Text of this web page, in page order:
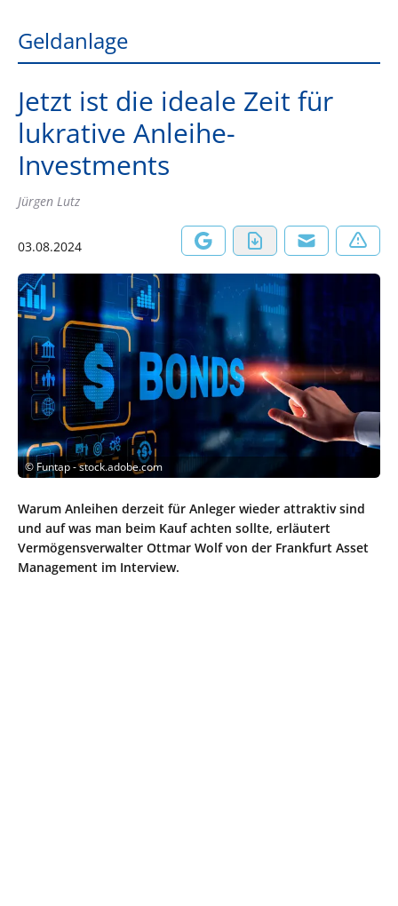
Geldanlage
Jetzt ist die ideale Zeit für
lukrative Anleihe-
Investments
Jürgen Lutz
03.08.2024
© Funtap - stock.adobe.com
Warum Anleihen derzeit für Anleger wieder attraktiv sind
und auf was man beim Kauf achten sollte, erläutert
Vermögensverwalter Ottmar Wolf von der Frankfurt Asset
Management im Interview.